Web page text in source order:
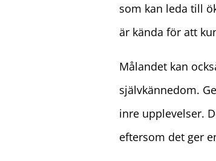
som kan leda till
är kända för att
Målandet kan
självkännedom.
inre upplevelser.
eftersom det ger